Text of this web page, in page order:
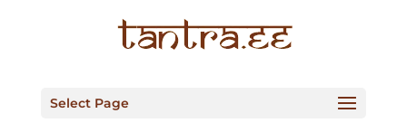
Select Page